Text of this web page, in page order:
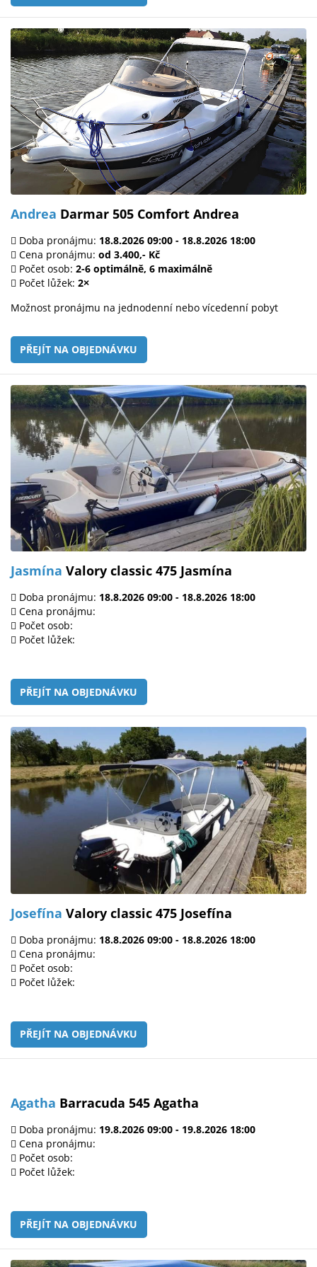
Andrea Darmar 505 Comfort Andrea
Doba pronájmu: 18.8.2026 09:00 - 18.8.2026 18:00
Cena pronájmu: od 3.400,- Kč
Počet osob: 2-6 optimálně, 6 maximálně
Počet lůžek: 2×
Možnost pronájmu na jednodenní nebo vícedenní pobyt
PŘEJÍT NA OBJEDNÁVKU
Jasmína Valory classic 475 Jasmína
Doba pronájmu: 18.8.2026 09:00 - 18.8.2026 18:00
Cena pronájmu:
Počet osob:
Počet lůžek:
PŘEJÍT NA OBJEDNÁVKU
Josefína Valory classic 475 Josefína
Doba pronájmu: 18.8.2026 09:00 - 18.8.2026 18:00
Cena pronájmu:
Počet osob:
Počet lůžek:
PŘEJÍT NA OBJEDNÁVKU
Agatha Barracuda 545 Agatha
Doba pronájmu: 19.8.2026 09:00 - 19.8.2026 18:00
Cena pronájmu:
Počet osob:
Počet lůžek:
PŘEJÍT NA OBJEDNÁVKU